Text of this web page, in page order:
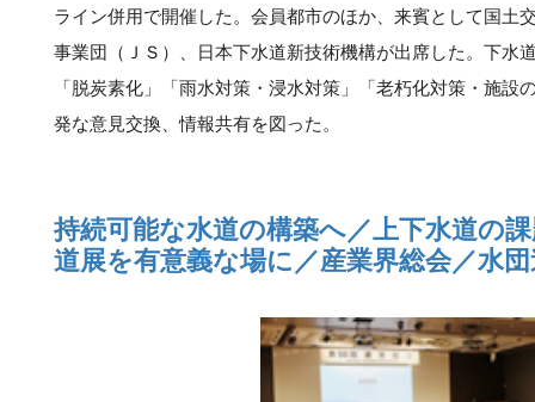
ライン併用で開催した。会員都市のほか、来賓として国土
事業団（ＪＳ）、日本下水道新技術機構が出席した。下水
「脱炭素化」「雨水対策・浸水対策」「老朽化対策・施
発な意見交換、情報共有を図った。
持続可能な水道の構築へ／上下水道の
道展を有意義な場に／産業界総会／水